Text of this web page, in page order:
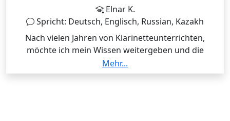
Elnar K.
Spricht: Deutsch, Englisch, Russian, Kazakh
Nach vielen Jahren von Klarinetteunterrichten,
möchte ich mein Wissen weitergeben und die
Begeisterung und das Interesse an der Musik bei
allen wecken, unabhängig von der Alter oder
Mehr...